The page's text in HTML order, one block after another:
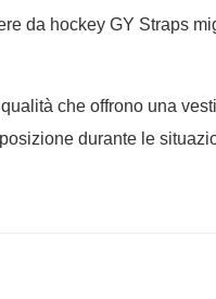
da hockey GY Straps
che offrono una
durante le